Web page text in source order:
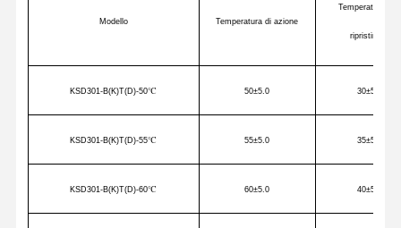
Modello Temperatura di azione
Temperatura di
ripristino
KSD301-B(K)T(D)-50℃ 50±5.0 30±5
KSD301-B(K)T(D)-55℃ 55±5.0 35±5
KSD301-B(K)T(D)-60℃ 60±5.0 40±5